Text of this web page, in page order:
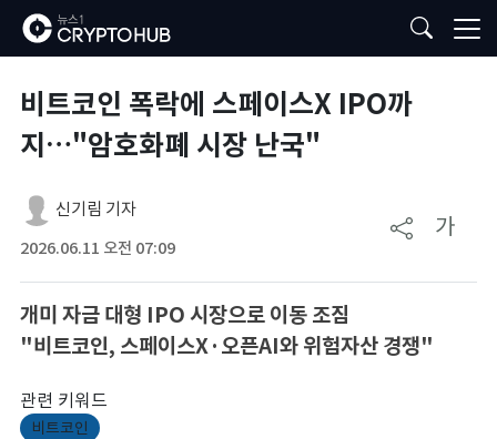
비트코인 폭락에 스페이스X IPO까
지…"암호화폐 시장 난국"
신기림 기자
2026.06.11 오전 07:09
가
개미 자금 대형 IPO 시장으로 이동 조짐
"비트코인, 스페이스X·오픈AI와 위험자산 경쟁"
관련 키워드
비트코인